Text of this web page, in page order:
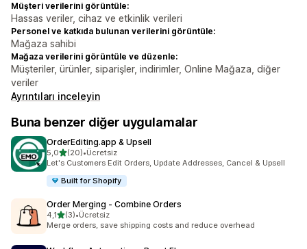
Müşteri verilerini görüntüle:
Hassas veriler, cihaz ve etkinlik verileri
Personel ve katkıda bulunan verilerini görüntüle:
Mağaza sahibi
Mağaza verilerini görüntüle ve düzenle:
Müşteriler, ürünler, siparişler, indirimler, Online Mağaza, diğer
veriler
Ayrıntıları inceleyin
Buna benzer diğer uygulamalar
OrderEditing.app & Upsell
5,05 yıldız üzerinden
(20)
toplam 20 değerlendirme
•Ücretsiz
Let's Customers Edit Orders, Update Addresses, Cancel & Upsell
Built for Shopify
Order Merging ‑ Combine Orders
4,15 yıldız üzerinden
(3)
toplam 3 değerlendirme
•Ücretsiz
Merge orders, save shipping costs and reduce overhead